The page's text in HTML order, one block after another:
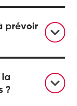
prévoir
la
?